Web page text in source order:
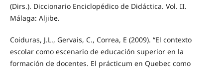
(Dirs.). Diccionario Enciclopédico de Didáctica. Vol. II.
Málaga: Aljibe.
Coiduras, J.L., Gervais, C., Correa, E (2009). “El contexto
escolar como escenario de educación superior en la
formación de docentes. El prácticum en Quebec como